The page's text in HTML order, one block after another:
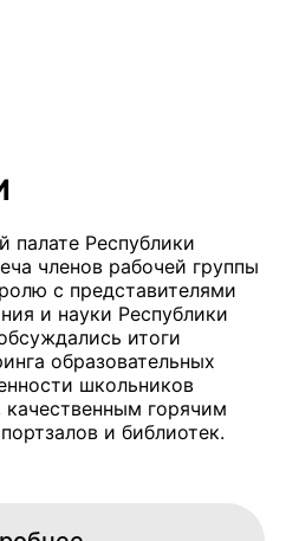
палате Республики
членов рабочей группы
с представителями
и науки Республики
итоги
образовательных
школьников
горячим
и библиотек.